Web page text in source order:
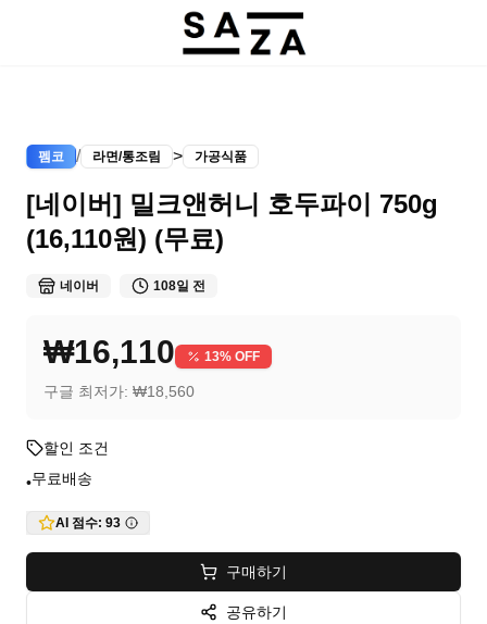
펨코 / 라면/통조림 > 가공식품
[네이버] 밀크앤허니 호두파이 750g
(16,110원) (무료)
네이버 108일 전
₩16,110 13% OFF
구글 최저가: ₩18,560
할인 조건
•무료배송
AI 점수: 93
구매하기
공유하기